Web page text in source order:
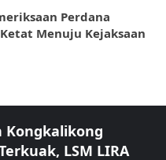
Perdana
Menuju Kejaksaan
Kongkalikong
LSM LIRA